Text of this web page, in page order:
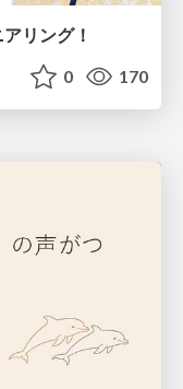
リング！
0 170